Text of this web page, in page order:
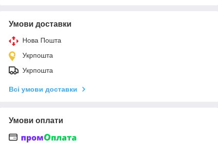
Умови доставки
Нова Пошта
Укрпошта
Укрпошта
Всі умови доставки
Умови оплати